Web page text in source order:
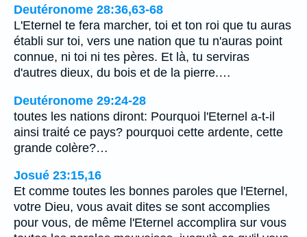
Deutéronome 28:36,63-68
L'Eternel te fera marcher, toi et ton roi que tu auras
établi sur toi, vers une nation que tu n'auras point
connue, ni toi ni tes pères. Et là, tu serviras
d'autres dieux, du bois et de la pierre.…
Deutéronome 29:24-28
toutes les nations diront: Pourquoi l'Eternel a-t-il
ainsi traité ce pays? pourquoi cette ardente, cette
grande colère?…
Josué 23:15,16
Et comme toutes les bonnes paroles que l'Eternel,
votre Dieu, vous avait dites se sont accomplies
pour vous, de même l'Eternel accomplira sur vous